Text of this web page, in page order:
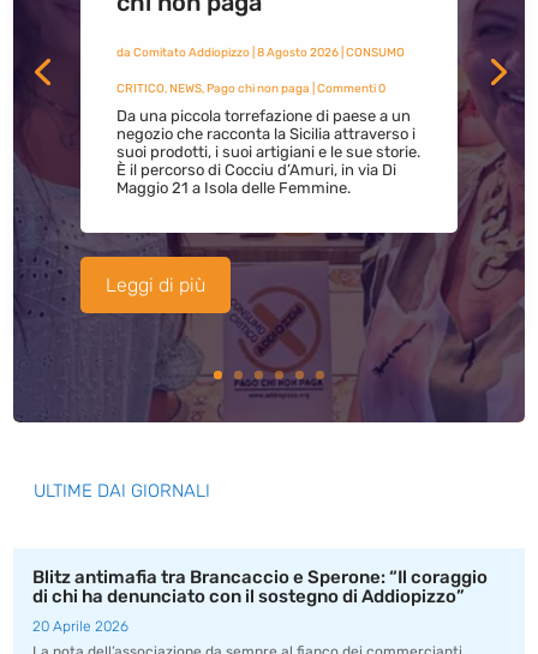
da Comitato Addiopizzo| 8 Agosto 2026| CONSUMO
CRITICO,NEWS,Pago chi non paga | Commenti 0
Da una piccola torrefazione di paese a un
negozio che racconta la Sicilia attraverso i
suoi prodotti, i suoi artigiani e le sue storie.
È il percorso di Cocciu d’Amuri, in via Di
Maggio 21 a Isola delle Femmine.
Leggi di più
ULTIME DAI GIORNALI
Blitz antimafia tra Brancaccio e Sperone: “Il coraggio
di chi ha denunciato con il sostegno di Addiopizzo”
20 Aprile 2026